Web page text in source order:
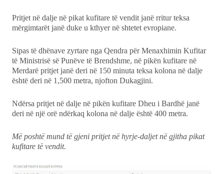
Teknologji
DuVideo
Pritjet në dalje në pikat kufitare të vendit janë rritur teksa
mërgimtarët janë duke u kthyer në shtetet evropiane.
Sipas të dhënave zyrtare nga Qendra për Menaxhimin Kufitar
të Ministrisë së Punëve të Brendshme, në pikën kufitare në
Merdarë pritjet janë deri në 150 minuta teksa kolona në dalje
është deri në 1,500 metra, njofton Dukagjini.
Ndërsa pritjet në dalje në pikën kufitare Dheu i Bardhë janë
deri në një orë ndërkaq kolona në dalje është 400 metra.
Më poshtë mund të gjeni pritjet në hyrje-daljet në gjitha pikat
kufitare të vendit.